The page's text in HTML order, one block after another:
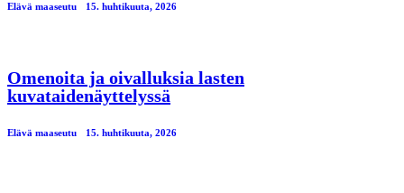
Elävä maaseutu 15. huhtikuuta, 2026
Omenoita ja oivalluksia lasten
kuvataidenäyttelyssä
Elävä maaseutu 15. huhtikuuta, 2026